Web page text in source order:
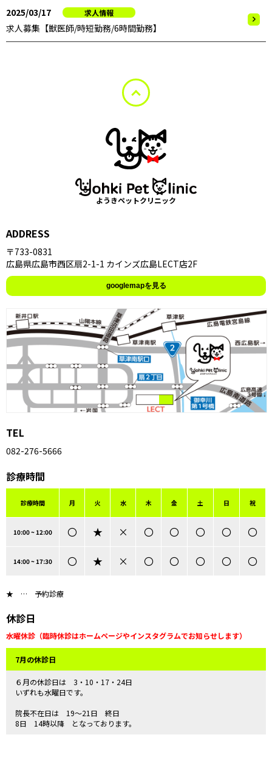
2025/03/17 求人情報
求人募集【獣医師/時短勤務/6時間勤務】
ようきペットクリニック
ADDRESS
〒733-0831
広島県広島市西区扇2-1-1 カインズ広島LECT店2F
googlemapを見る
TEL
082-276-5666
診療時間
診療時間 月 火 水 木 金 土 日 祝
10:00 ~ 12:00 〇 ★ × 〇 〇 〇 〇 〇
14:00 ~ 17:30 〇 ★ × 〇 〇 〇 〇 〇
予約診療
休診日
水曜休診（臨時休診はホームページやインスタグラムでお知らせします）
7月の休診日
６月の休診日は 3・10・17・24日
いずれも水曜日です。
院長不在日は 19～21日 終日
8日 14時以降 となっております。